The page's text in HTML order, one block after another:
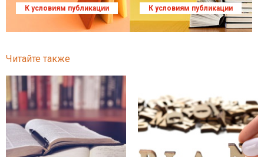
К условиям публикации К условиям публикации
Читайте также